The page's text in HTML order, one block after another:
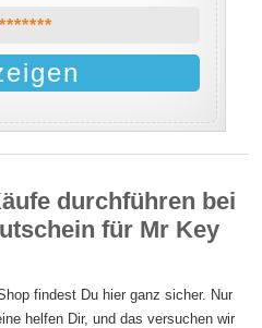
durchführen bei
für Mr Key
findest Du hier ganz sicher. Nur
helfen Dir, und das versuchen wir